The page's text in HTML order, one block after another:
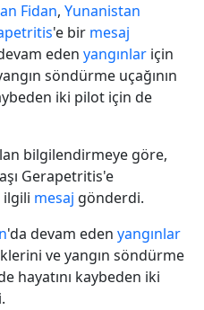
Fidan, Yunanistan
'e bir mesaj
eden yangınlar için
söndürme uçağının
iki pilot için de
bilgilendirmeye göre,
Gerapetritis'e
ilgili mesaj gönderdi.
'da devam eden yangınlar
ve yangın söndürme
hayatını kaybeden iki